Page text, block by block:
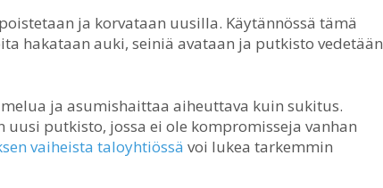
ja korvataan uusilla. Käytännössä tämä
hakataan auki, seiniä avataan ja putkisto vedetään
ja asumishaittaa aiheuttava kuin sukitus.
putkisto, jossa ei ole kompromisseja vanhan
vaiheista taloyhtiössä voi lukea tarkemmin